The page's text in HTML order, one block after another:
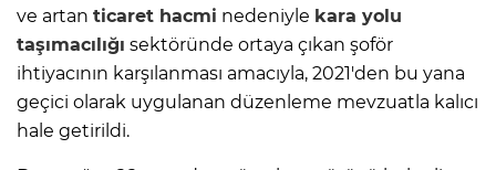
ve artan ticaret hacmi nedeniyle kara yolu
taşımacılığı sektöründe ortaya çıkan şoför
ihtiyacının karşılanması amacıyla, 2021'den bu yana
geçici olarak uygulanan düzenleme mevzuatla kalıcı
hale getirildi.